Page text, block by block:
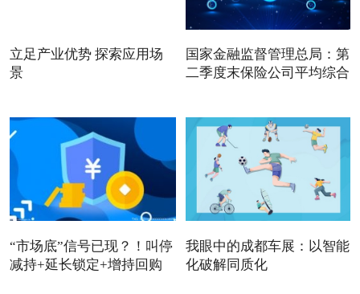
立足产业优势 探索应用场
景
国家金融监督管理总局：第
二季度末保险公司平均综合
“市场底”信号已现？！叫停
减持+延长锁定+增持回购
我眼中的成都车展：以智能
化破解同质化